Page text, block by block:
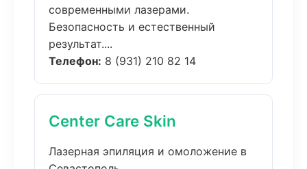
современными лазерами.
Безопасность и естественный
результат....
Телефон: 8 (931) 210 82 14
Center Care Skin
Лазерная эпиляция и омоложение в